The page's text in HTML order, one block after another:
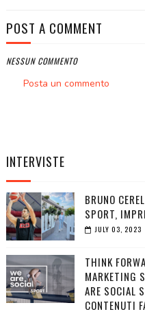
POST A COMMENT
NESSUN COMMENTO
Posta un commento
INTERVISTE
BRUNO
SPORT,
JULY 03, 2023
THINK
MARKETING
ARE SOCIAL
CONTENUTI